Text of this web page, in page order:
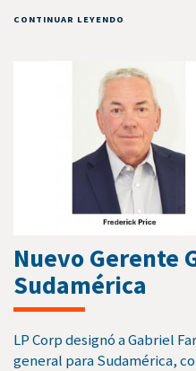
CONTINUAR LEYENDO
Nuevo Gerente
Sudamérica
LP Corp designó a Gabriel
general para Sudamérica,